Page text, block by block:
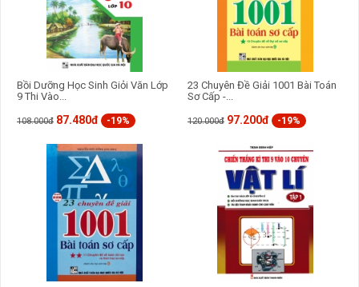
Bồi Dưỡng Học Sinh Giỏi Văn Lớp
9 Thi Vào...
108.000đ 87.480đ -19%
23 Chuyên Đề Giải 1001 Bài Toán
Sơ Cấp -...
120.000đ 97.200đ -19%